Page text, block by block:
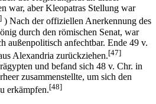
war, aber Kleopatras Stellung war
) Nach der offiziellen Anerkennung des
durch den römischen Senat, war
außenpolitisch anfechtbar. Ende 49 v.
Alexandria zurückziehen.[47]
und befand sich 48 v. Chr. in
zusammenstellte, um sich den
erkämpfen.[48]